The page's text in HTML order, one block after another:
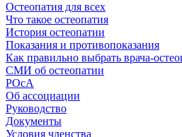
Остеопатия для всех
Что такое остеопатия
История остеопатии
Показания и противопоказания
Как правильно выбрать врача-
СМИ об остеопатии
РОсА
Об ассоциации
Руководство
Документы
Условия членства